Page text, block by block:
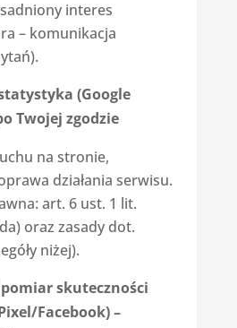
interes
– komunikacja
(Google
Twojej zgodzie
na stronie,
działania serwisu.
art. 6 ust. 1 lit.
oraz zasady dot.
niżej).
skuteczności
Facebook) –